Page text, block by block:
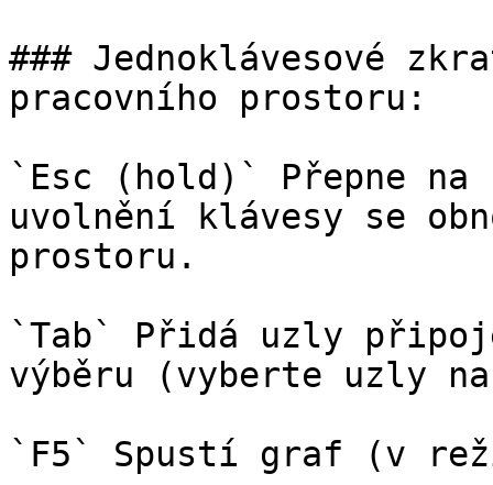
### Jednoklávesové
pracovního prostoru:
`Esc (hold)` Přepne na
uvolnění klávesy se
prostoru.
`Tab` Přidá uzly
výběru (vyberte uzly
`F5` Spustí graf (v